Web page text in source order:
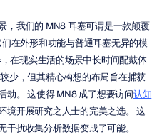
，我们的 MN8 耳塞可谓是一款颠覆
在外形和功能与普通耳塞无异的模
在现实生活的场景中长时间配戴体
少，但其精心构想的布局旨在捕获
动。 这使得 MN8 成了想要访问认知
境开展研究之人士的完美之选。 这
扰收集分析数据变成了可能。